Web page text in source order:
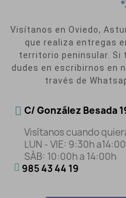
Visítanos en Oviedo,
que realiza entregas
territorio peninsular. Si
dudes en escribirnos en
través de
C/ González Besada
Visítanos cuando
LUN - VIE: 9:30h
SÁB: 10:00h a 14:00h
985 43 44 19